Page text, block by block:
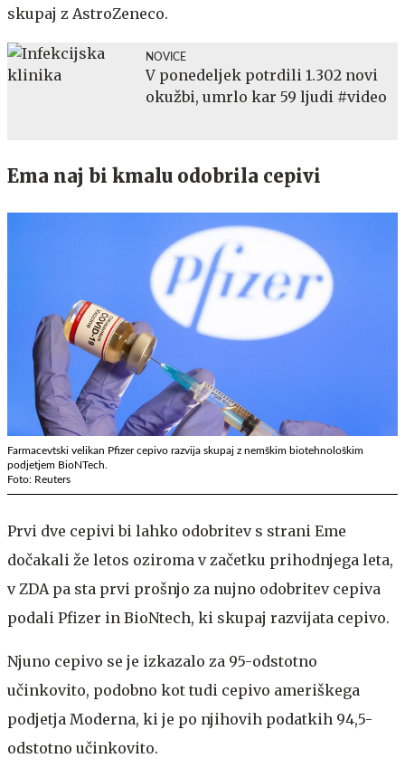
skupaj z AstroZeneco.
NOVICE
V ponedeljek potrdili 1.302 novi
okužbi, umrlo kar 59 ljudi #video
Ema naj bi kmalu odobrila cepivi
Farmacevtski velikan Pfizer cepivo razvija skupaj z nemškim biotehnološkim
podjetjem BioNTech.
Foto: Reuters
Prvi dve cepivi bi lahko odobritev s strani Eme
dočakali že letos oziroma v začetku prihodnjega leta,
v ZDA pa sta prvi prošnjo za nujno odobritev cepiva
podali Pfizer in BioNtech, ki skupaj razvijata cepivo.
Njuno cepivo se je izkazalo za 95-odstotno
učinkovito, podobno kot tudi cepivo ameriškega
podjetja Moderna, ki je po njihovih podatkih 94,5-
odstotno učinkovito.